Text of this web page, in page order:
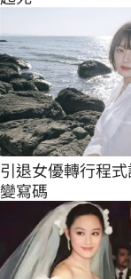
引退女優轉行程
變寫碼